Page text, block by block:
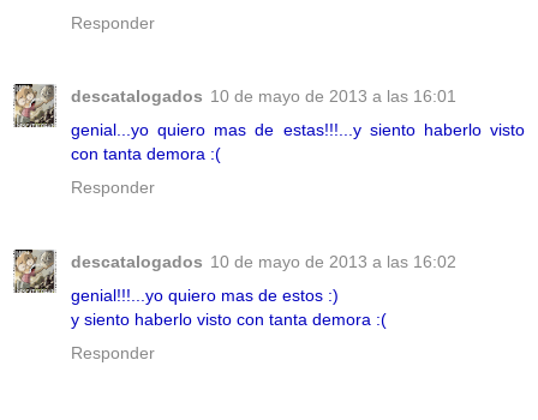
Responder
descatalogados 10 de mayo de 2013 a las 16:01
genial...yo quiero mas de estas!!!...y siento haberlo visto
con tanta demora :(
Responder
descatalogados 10 de mayo de 2013 a las 16:02
genial!!!...yo quiero mas de estos :)
y siento haberlo visto con tanta demora :(
Responder